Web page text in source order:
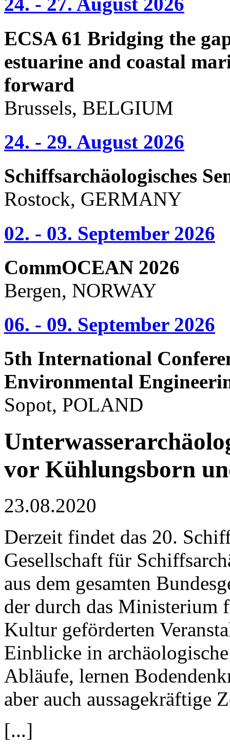
ECSA 61 Bridging the
estuarine and coastal
forward
Brussels, BELGIUM
24. - 29. August 2026
Schiffsarchäologisches
Rostock, GERMANY
02. - 03. September 2026
CommOCEAN 2026
Bergen, NORWAY
06. - 09. September 2026
5th International
Environmental
Sopot, POLAND
vor Kühlungsborn
23.08.2020
Derzeit findet das 20.
Gesellschaft für
aus dem gesamten
der durch das Ministerium
Kultur geförderten
Einblicke in
Abläufe, lernen
aber auch aussagekräftige
[...]